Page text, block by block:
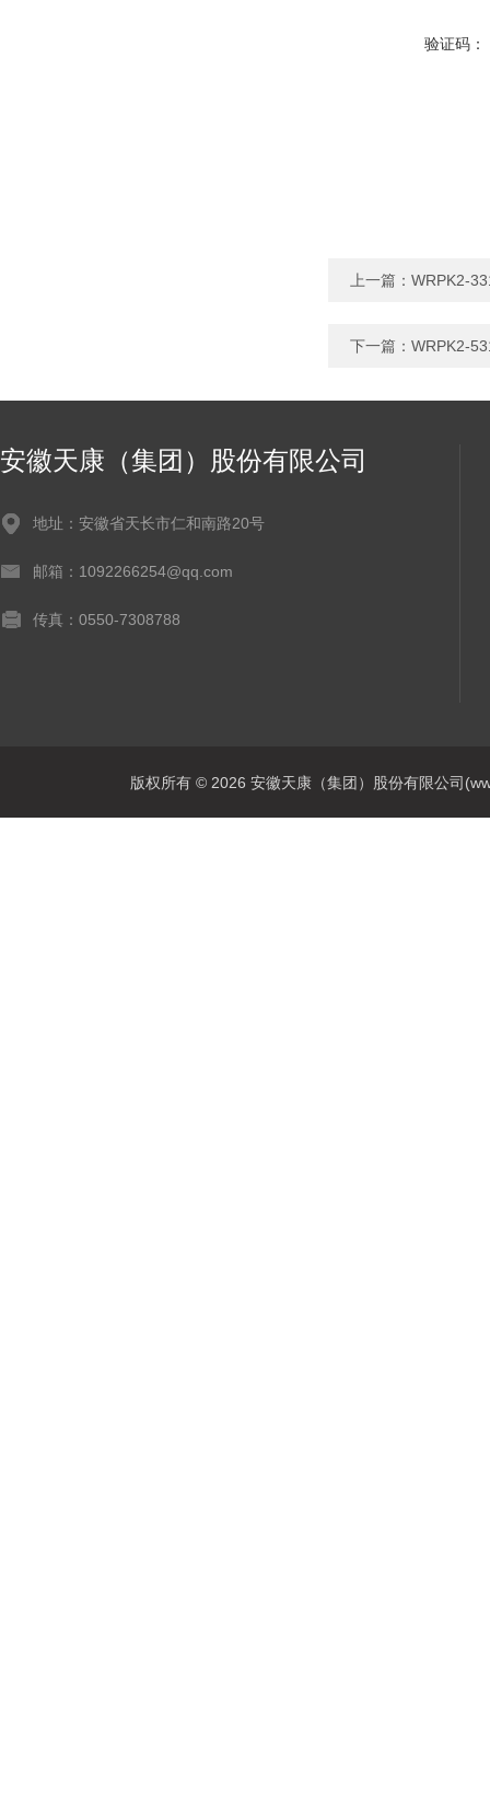
验证码：
上一篇： WRPK2-
下一篇： WRPK2-
安徽天康（集团）股份有限公司
地址：安徽省天长市仁和南路20号
邮箱：1092266254@qq.com
传真：0550-7308788
版权所有 © 2026 安徽天康（集团）股份有限公司